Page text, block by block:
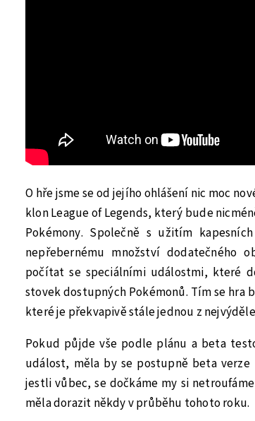
O hře jsme se od jejího ohlášení nic moc
klon League of Legends, který bude
Pokémony. Společně s užitím
nepřebernému množství dodatečného
počítat se speciálními událostmi, které
stovek dostupných Pokémonů. Tím se hra
které je překvapivě stále jednou z
Pokud půjde vše podle plánu a beta
událost, měla by se postupně beta
jestli vůbec, se dočkáme my si
měla dorazit někdy v průběhu tohoto roku.